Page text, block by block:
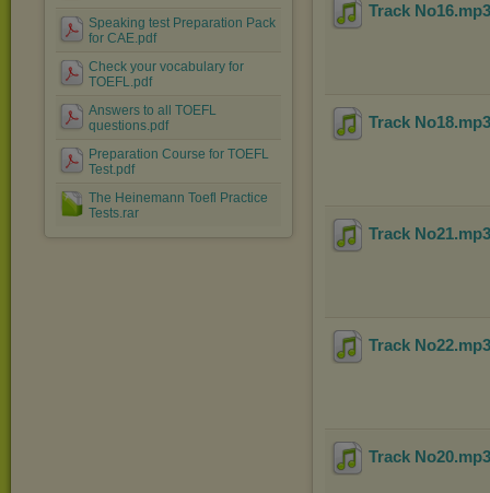
Speaking test Preparation Pack
for CAE.pdf
Check your vocabulary for
TOEFL.pdf
Answers to all TOEFL
questions.pdf
Preparation Course for TOEFL
Test.pdf
The Heinemann Toefl Practice
Tests.rar
Track No16
Track No18
Track No21
Track No22
Track No20